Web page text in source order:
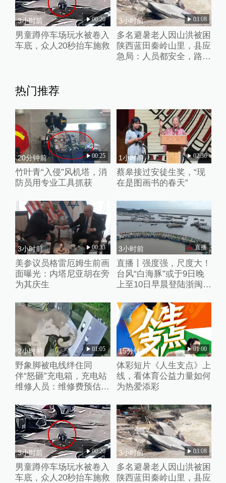
3小时前 00:20
男童蹲停车场玩水被卷入
车底，众人20秒抬车施救
3小时前 03:08
多名避暑老人因山洪被困
陕西蓝田秦岭山里，县应
急局：人员都安全，路暂
热门推荐
20分钟前 00:25
竹叶青“入侵”风机塔，消
防员用专业工具抓获
1小时前 02:36
蔡皋接过安徒生奖，“现
在是图画书的春天”
3小时前 00:33
美参议员格雷厄姆生前画
面曝光：内塔尼亚胡在旁
为其庆生
3小时前 直播
直播丨强度强，尺度大！
台风“白海豚”或于9日晚
上至10日早晨登陆浙闽沿
2小时前 01:05
野象脚被电线绊住同
伴“怒砸”充电箱，充电站
维修人员：维修费预估2
15分钟前 01:00
体彩短片《人生支点》上
线，看体育公益力量如何
为热爱添彩
3小时前 00:20
男童蹲停车场玩水被卷入
车底，众人20秒抬车施救
3小时前 03:08
多名避暑老人因山洪被困
陕西蓝田秦岭山里，县应